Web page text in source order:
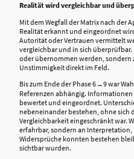
Realität wird vergleichbar und
Mit dem Wegfall der Matrix nach der
Realität erkannt und eingeordnet
Autorität oder Vertrauen vermittelt
vergleichbar und in sich
oder übernommen werden, sondern
Unstimmigkeit direkt im Feld.
Bis zum Ende der Phase 6→9 war
Referenzen abhängig.
bewertet und eingeordnet.
nebeneinander bestehen, ohne sich
Vergleichbarkeit eingeschränkt war.
erfahrbar, sondern an
Widersprüche konnten bestehen
sichtbar wurden.